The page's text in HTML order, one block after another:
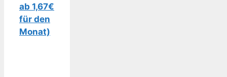
ab 1,67€
für den
Monat)